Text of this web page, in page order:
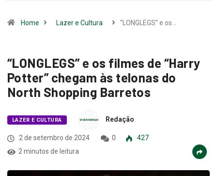
Home Lazer e Cultura “LONGLEGS” e os…
“LONGLEGS” e os filmes de “Harry
Potter” chegam às telonas do
North Shopping Barretos
LAZER E CULTURA Redação
2 de setembro de 2024 0
427
2 minutos de leitura